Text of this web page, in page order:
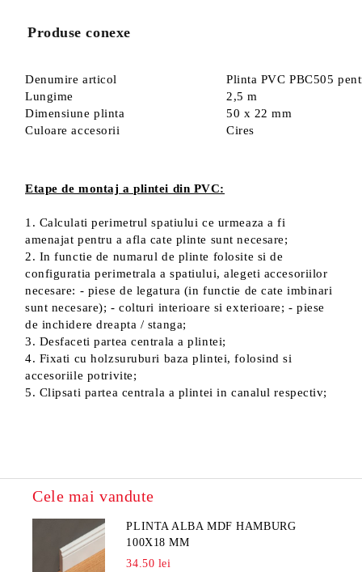
Produse conexe
Denumire articol
Plinta PVC PBC505
Lungime
2,5 m
Dimensiune plinta
50 x 22 mm
Culoare accesorii
Cires
Etape de montaj a plintei din PVC:
1. Calculati perimetrul spatiului ce urmeaza a fi
amenajat pentru a afla cate plinte sunt necesare;
2. In functie de numarul de plinte folosite si de
configuratia perimetrala a spatiului, alegeti accesoriilor
necesare: - piese de legatura (in functie de cate imbinari
sunt necesare); - colturi interioare si exterioare; - piese
de inchidere dreapta / stanga;
3. Desfaceti partea centrala a plintei;
4. Fixati cu holzsuruburi baza plintei, folosind si
accesoriile potrivite;
5. Clipsati partea centrala a plintei in canalul respectiv;
Cele mai vandute
PLINTA ALBA MDF HAMBURG
100X18 MM
34.50 lei